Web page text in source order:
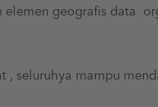
geografis data
, seluruhya mampu